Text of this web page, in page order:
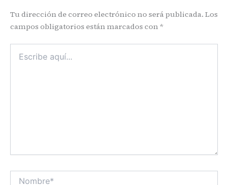
Tu dirección de correo electrónico no será publicada. Los
campos obligatorios están marcados con *
aquí...
Nombre*